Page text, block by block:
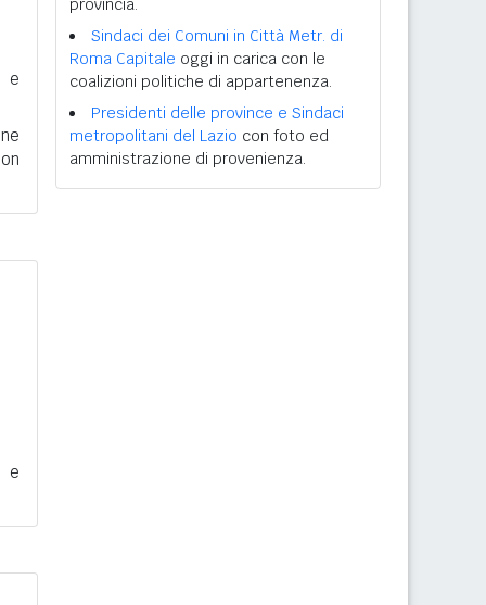
e
e
provincia.
Sindaci dei Comuni in Città Metr. di
Roma Capitale oggi in carica con le
coalizioni politiche di appartenenza.
Presidenti delle province e Sindaci
metropolitani del Lazio con foto ed
amministrazione di provenienza.